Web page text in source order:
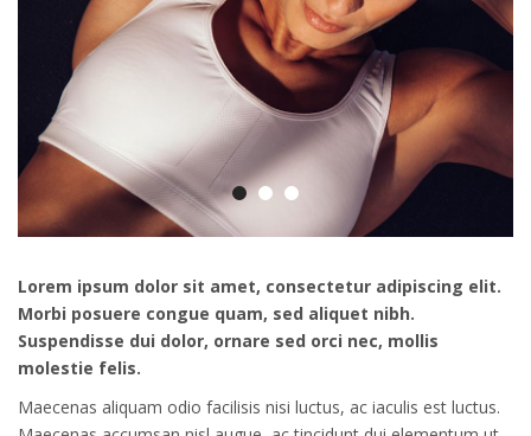
Lorem ipsum dolor sit amet, consectetur adipiscing elit.
Morbi posuere congue quam, sed aliquet nibh.
Suspendisse dui dolor, ornare sed orci nec, mollis
molestie felis.
Maecenas aliquam odio facilisis nisi luctus, ac iaculis est luctus.